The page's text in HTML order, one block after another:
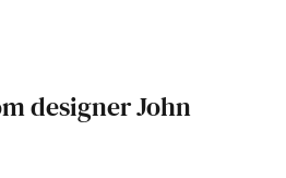
designer John